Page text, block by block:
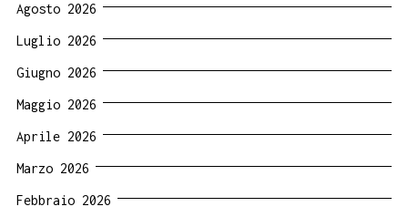
Agosto 2026
Luglio 2026
Giugno 2026
Maggio 2026
Aprile 2026
Marzo 2026
Febbraio 2026